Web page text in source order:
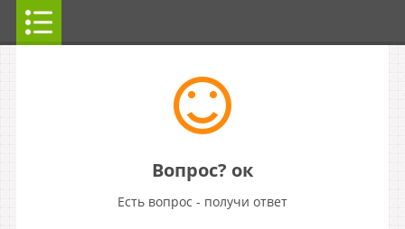
Вопрос? ок
Есть вопрос - получи ответ